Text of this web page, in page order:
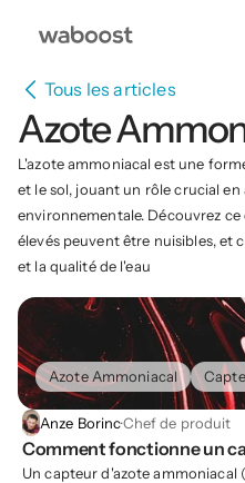
Tous les articles
Azote
L'azote ammoniacal est une
et le sol, jouant un rôle crucial
environnementale. Découvrez
élevés peuvent être nuisibles, et
et la qualité de l'eau
Azote Ammoniacal
Anze Borinc·Chef de produit
Comment fonctionne un
Un capteur d'azote